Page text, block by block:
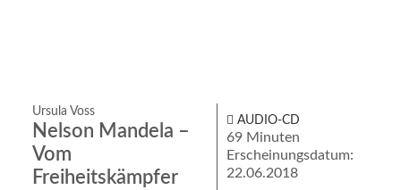
Ursula Voss
Nelson Mandela –
Vom
Freiheitskämpfer
AUDIO-CD
69 Minuten
Erscheinungsdatum:
22.06.2018